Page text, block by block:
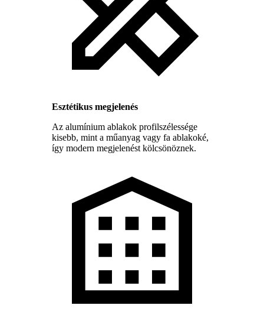
Esztétikus megjelenés
Az alumínium ablakok profilszélessége
kisebb, mint a műanyag vagy fa ablakoké,
így modern megjelenést kölcsönöznek.